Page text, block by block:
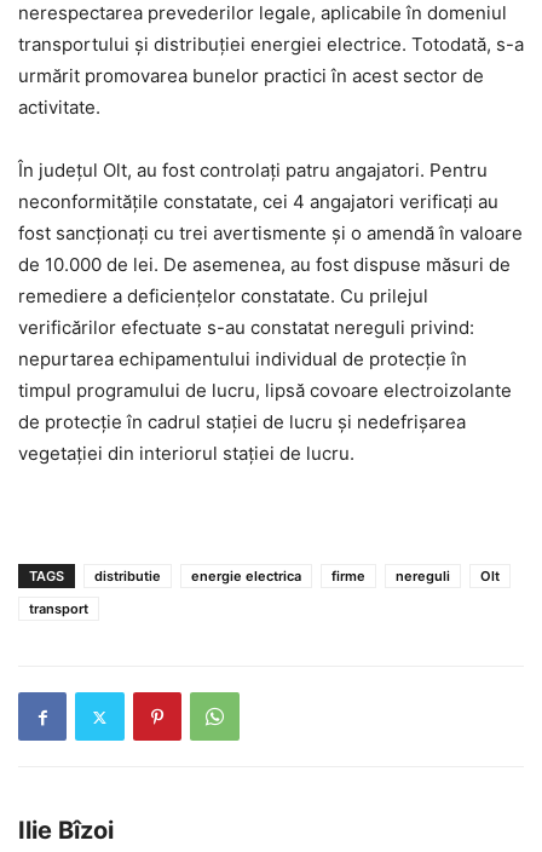
nerespectarea prevederilor legale, aplicabile în domeniul
transportului și distribuției energiei electrice. Totodată, s-a
urmărit promovarea bunelor practici în acest sector de
activitate.
În județul Olt, au fost controlaţi patru angajatori. Pentru
neconformităţile constatate, cei 4 angajatori verificaţi au
fost sancţionaţi cu trei avertismente și o amendă în valoare
de 10.000 de lei. De asemenea, au fost dispuse măsuri de
remediere a deficiențelor constatate. Cu prilejul
verificărilor efectuate s-au constatat nereguli privind:
nepurtarea echipamentului individual de protecție în
timpul programului de lucru, lipsă covoare electroizolante
de protecție în cadrul stației de lucru și nedefrișarea
vegetației din interiorul stației de lucru.
TAGS distributie energie electrica firme nereguli
Olt
transport
Ilie Bîzoi